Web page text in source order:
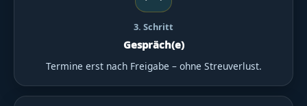
3. Schritt
Gespräch(e)
Termine erst nach Freigabe – ohne Streuverlust.